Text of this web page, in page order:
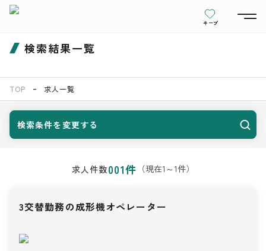
キープ
検索結果一覧
TOP 求人一覧
検索条件を変更する
求人件数001件 （現在1 ～1件）
3交替勤務の成形機オペレーター